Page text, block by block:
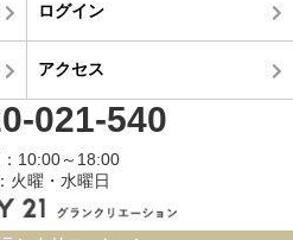
ログイン
アクセス
021-540
10:00～18:00
火曜・水曜日